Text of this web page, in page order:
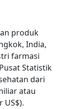
produk
India,
farmasi
Statistik
dari
atau
US$).